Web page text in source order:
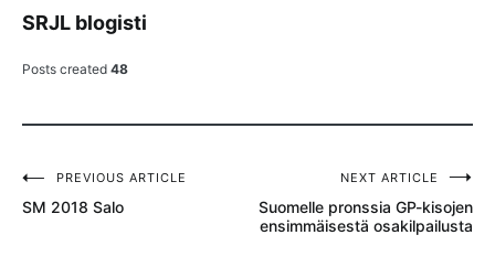
SRJL blogisti
Posts created 48
Artikkelien
PREVIOUS ARTICLE
SM 2018 Salo
NEXT ARTICLE
Suomelle pronssia GP-kisojen
ensimmäisestä osakilpailusta